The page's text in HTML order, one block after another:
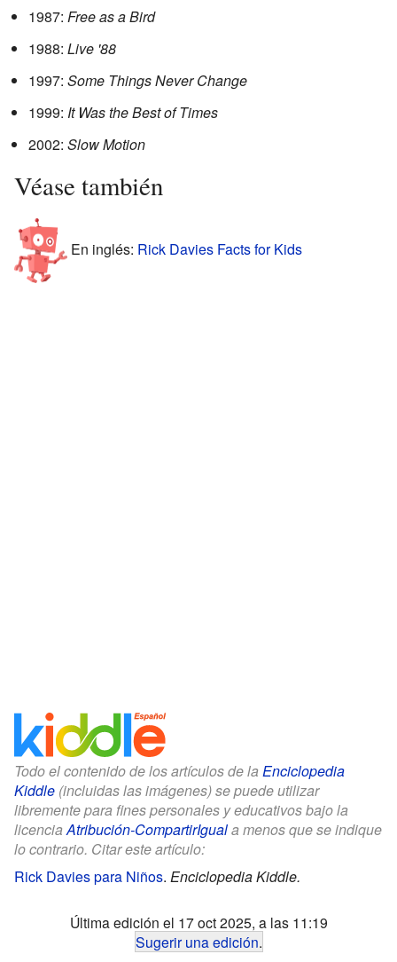
1987: Free as a Bird
1988: Live '88
1997: Some Things Never Change
1999: It Was the Best of Times
2002: Slow Motion
Véase también
En inglés: Rick Davies Facts for Kids
Todo el contenido de los artículos de la Enciclopedia
Kiddle (incluidas las imágenes) se puede utilizar
libremente para fines personales y educativos bajo la
licenciaAtribución-CompartirIguala menos que se indique
lo contrario. Citar este artículo:
Rick Davies para Niños. Enciclopedia Kiddle.
Última edición el 17 oct 2025, a las 11:19
Sugerir una edición.